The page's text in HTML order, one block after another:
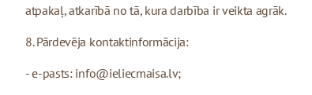
atpakaļ, atkarībā no tā, kura darbība ir veikta agrāk.
8. Pārdevēja kontaktinformācija:
- e-pasts: info@ieliecmaisa.lv;